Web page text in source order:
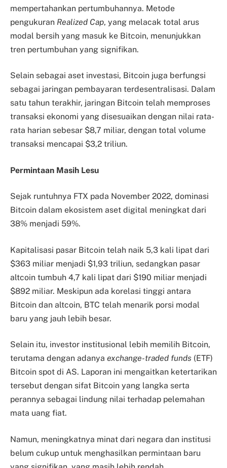
mempertahankan pertumbuhannya. Metode
pengukuran Realized Cap, yang melacak total arus
modal bersih yang masuk ke Bitcoin, menunjukkan
tren pertumbuhan yang signifikan.
Selain sebagai aset investasi, Bitcoin juga berfungsi
sebagai jaringan pembayaran terdesentralisasi. Dalam
satu tahun terakhir, jaringan Bitcoin telah memproses
transaksi ekonomi yang disesuaikan dengan nilai rata-
rata harian sebesar $8,7 miliar, dengan total volume
transaksi mencapai $3,2 triliun.
Permintaan Masih Lesu
Sejak runtuhnya FTX pada November 2022, dominasi
Bitcoin dalam ekosistem aset digital meningkat dari
38% menjadi 59%.
Kapitalisasi pasar Bitcoin telah naik 5,3 kali lipat dari
$363 miliar menjadi $1,93 triliun, sedangkan pasar
altcoin tumbuh 4,7 kali lipat dari $190 miliar menjadi
$892 miliar. Meskipun ada korelasi tinggi antara
Bitcoin dan altcoin, BTC telah menarik porsi modal
baru yang jauh lebih besar.
Selain itu, investor institusional lebih memilih Bitcoin,
terutama dengan adanya exchange-traded funds (ETF)
Bitcoin spot di AS. Laporan ini mengaitkan ketertarikan
tersebut dengan sifat Bitcoin yang langka serta
perannya sebagai lindung nilai terhadap pelemahan
mata uang fiat.
Namun, meningkatnya minat dari negara dan institusi
belum cukup untuk menghasilkan permintaan baru